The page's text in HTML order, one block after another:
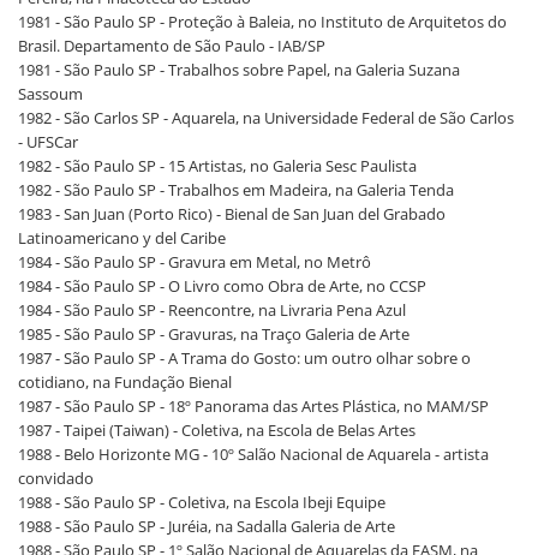
1981 - São Paulo SP - Proteção à Baleia, no Instituto de Arquitetos do
Brasil. Departamento de São Paulo - IAB/SP
1981 - São Paulo SP - Trabalhos sobre Papel, na Galeria Suzana
Sassoum
1982 - São Carlos SP - Aquarela, na Universidade Federal de São Carlos
- UFSCar
1982 - São Paulo SP - 15 Artistas, no Galeria Sesc Paulista
1982 - São Paulo SP - Trabalhos em Madeira, na Galeria Tenda
1983 - San Juan (Porto Rico) - Bienal de San Juan del Grabado
Latinoamericano y del Caribe
1984 - São Paulo SP - Gravura em Metal, no Metrô
1984 - São Paulo SP - O Livro como Obra de Arte, no CCSP
1984 - São Paulo SP - Reencontre, na Livraria Pena Azul
1985 - São Paulo SP - Gravuras, na Traço Galeria de Arte
1987 - São Paulo SP - A Trama do Gosto: um outro olhar sobre o
cotidiano, na Fundação Bienal
1987 - São Paulo SP - 18º Panorama das Artes Plástica, no MAM/SP
1987 - Taipei (Taiwan) - Coletiva, na Escola de Belas Artes
1988 - Belo Horizonte MG - 10º Salão Nacional de Aquarela - artista
convidado
1988 - São Paulo SP - Coletiva, na Escola Ibeji Equipe
1988 - São Paulo SP - Juréia, na Sadalla Galeria de Arte
1988 - São Paulo SP - 1º Salão Nacional de Aquarelas da FASM, na